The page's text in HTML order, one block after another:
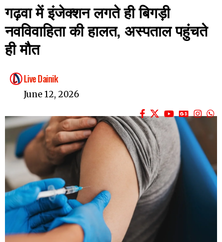
गढ़वा में इंजेक्शन लगते ही बिगड़ी
नवविवाहिता की हालत, अस्पताल पहुंचते
ही मौत
Live Dainik
June 12, 2026